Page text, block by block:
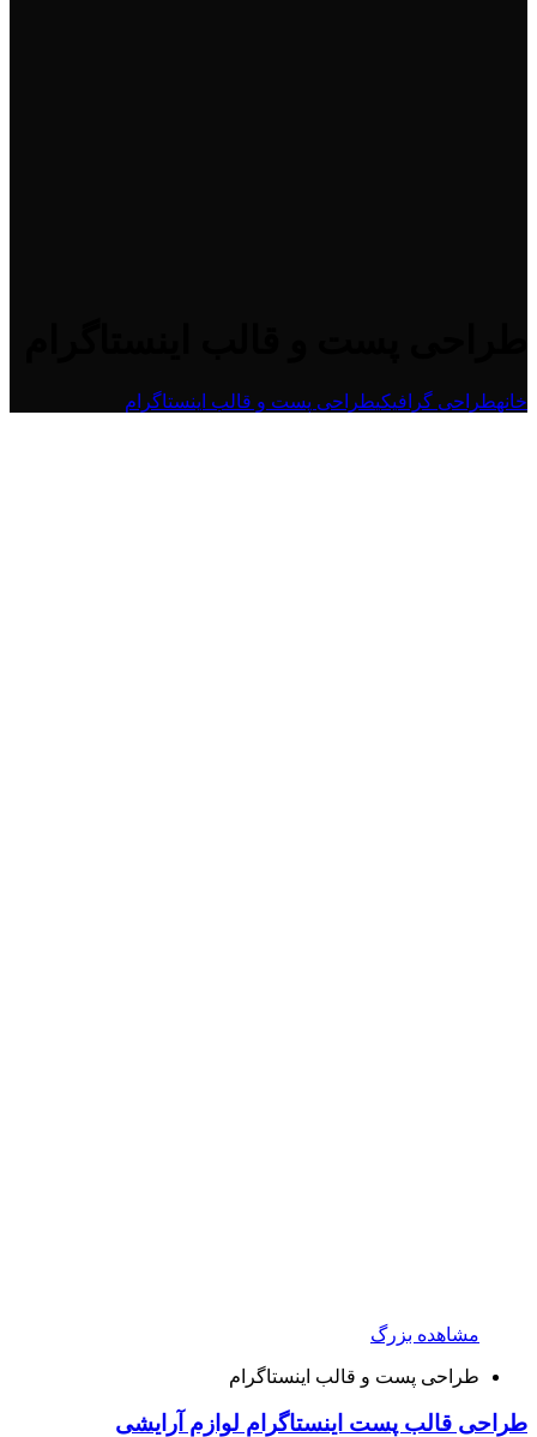
خانهطراحی گرافیکیطراحی پست و قالب اینستاگرام
مشاهده بزرگ
طراحی پست و قالب اینستاگرام
طراحی قالب پست اینستاگرام لوازم آرایشی